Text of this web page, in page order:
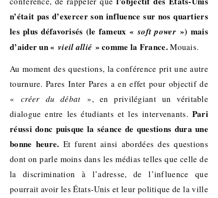
n’était pas d’exercer son influence sur nos quartiers
les plus défavorisés (le fameux «soft power») mais
d’aider un « vieil allié » comme la France.Mouais.
Au moment des questions, la conférence prit une autre
tournure. Pares Inter Pares a en effet pour objectif de
«créer du débat », en privilégiant un véritable
dialogue entre les étudiants et les intervenants. Pari
réussi donc puisque la séance de questions dura une
bonne heure. Et furent ainsi abordées des questions
dont on parle moins dans les médias telles que celle de
la discrimination à l’adresse, de l’influence que
pourrait avoir les États-Unis et leur politique de la ville